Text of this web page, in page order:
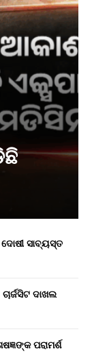
ସାବ୍ୟସ୍ତ
ଦାଖଲ
ପରାମର୍ଶ